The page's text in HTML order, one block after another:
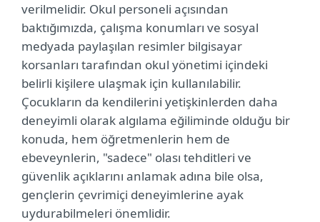
verilmelidir. Okul personeli açısından
baktığımızda, çalışma konumları ve sosyal
medyada paylaşılan resimler bilgisayar
korsanları tarafından okul yönetimi içindeki
belirli kişilere ulaşmak için kullanılabilir.
Çocukların da kendilerini yetişkinlerden daha
deneyimli olarak algılama eğiliminde olduğu bir
konuda, hem öğretmenlerin hem de
ebeveynlerin, "sadece" olası tehditleri ve
güvenlik açıklarını anlamak adına bile olsa,
gençlerin çevrimiçi deneyimlerine ayak
uydurabilmeleri önemlidir.